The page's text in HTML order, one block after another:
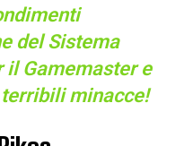
del Sistema
il Gamemaster e
minacce!